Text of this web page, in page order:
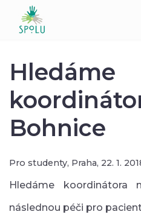
Hledáme
Bohnice
Pro studenty, Praha, 22. 1.
Hledáme
následnou péči pro